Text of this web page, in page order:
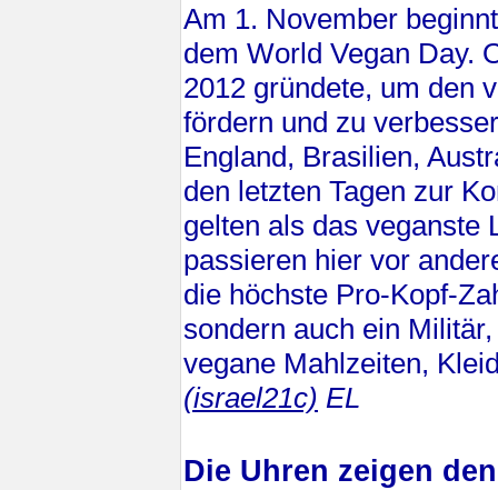
Am 1. November
dem World Vegan Day.
2012 gründete, um den
fördern und zu
England, Brasilien,
den letzten Tagen zur
gelten als das veganste
passieren hier vor
die höchste Pro-Kopf-
sondern auch ein
vegane Mahlzeiten,
(israel21c) EL
Die Uhren zeigen